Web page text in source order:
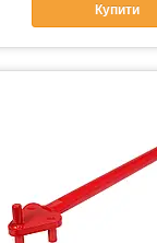
Купити